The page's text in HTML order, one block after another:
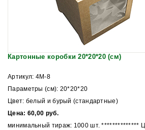
Картонные коробки 20*20*20 (см)
Артикул: 4М-8
Параметры (см): 20*20*20
Цвет: белый и бурый (стандартные)
Цена: 60,00 руб.
минимальный тираж: 1000 шт.